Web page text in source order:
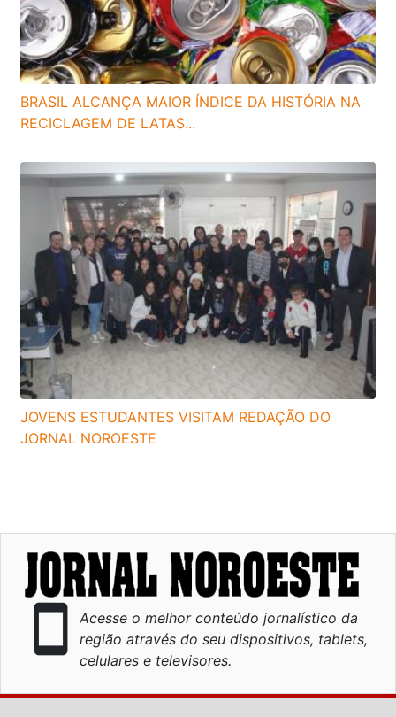
BRASIL ALCANÇA MAIOR ÍNDICE DA HISTÓRIA NA
RECICLAGEM DE LATAS...
JOVENS ESTUDANTES VISITAM REDAÇÃO DO
JORNAL NOROESTE
smartphone
Acesse o melhor conteúdo jornalístico da
região através do seu dispositivos, tablets,
celulares e televisores.